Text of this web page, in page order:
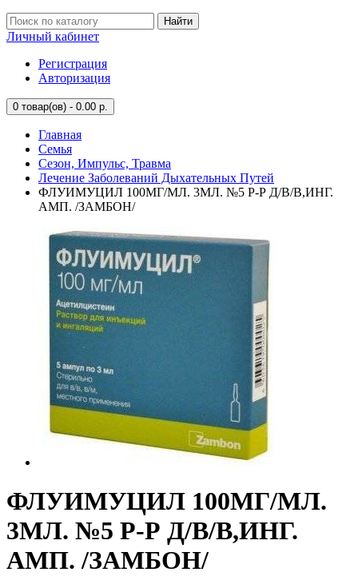
Найти
Личный кабинет
Регистрация
Авторизация
0 товар(ов) - 0.00 р.
Главная
Семья
Сезон, Импульс, Травма
Лечение Заболеваний Дыхательных Путей
ФЛУИМУЦИЛ 100МГ/МЛ. 3МЛ. №5 Р-Р Д/В/В,ИНГ.
АМП. /ЗАМБОН/
ФЛУИМУЦИЛ 100МГ/МЛ.
3МЛ. №5 Р-Р Д/В/В,ИНГ.
АМП. /ЗАМБОН/